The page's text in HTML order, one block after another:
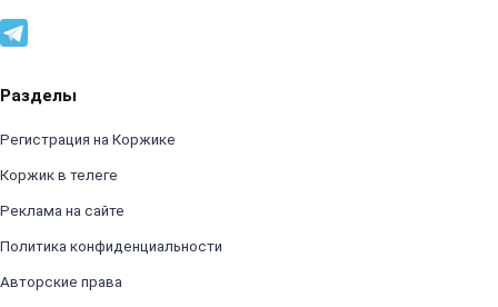
Разделы
Регистрация на Коржике
Коржик в телеге
Реклама на сайте
Политика конфиденциальности
Авторские права